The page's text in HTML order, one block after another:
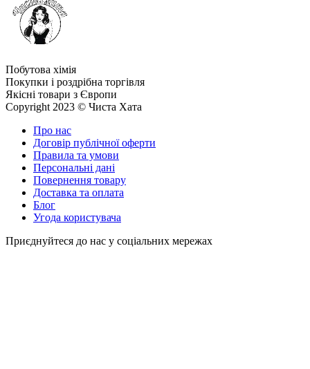
Побутова хімія
Покупки і роздрібна торгівля
Якісні товари з Європи
Copyright 2023 © Чиста Хата
Про нас
Договір публічної оферти
Правила та умови
Персональні дані
Повернення товару
Доставка та оплата
Блог
Угода користувача
Приєднуйтеся до нас у соціальних мережах